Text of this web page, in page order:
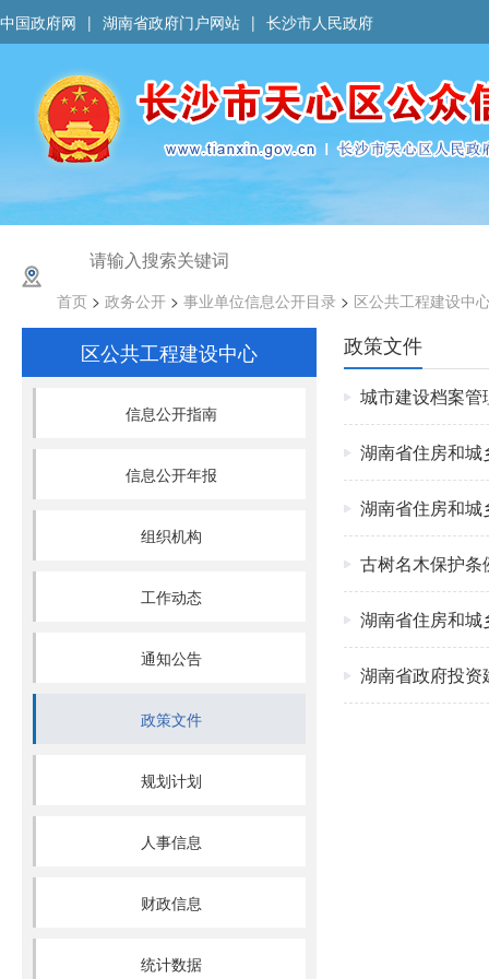
中国政府网 | 湖南省政府门户网站 | 长沙市人民政府
首页 > 政务公开 > 事业单位信息公开目录 > 区公共工程建设中
区公共工程建设中心
信息公开指南
信息公开年报
组织机构
工作动态
通知公告
政策文件
规划计划
人事信息
财政信息
统计数据
政策文件
城市建设档案管
湖南省住房和
湖南省住房和
古树名木保护
湖南省住房和
湖南省政府投